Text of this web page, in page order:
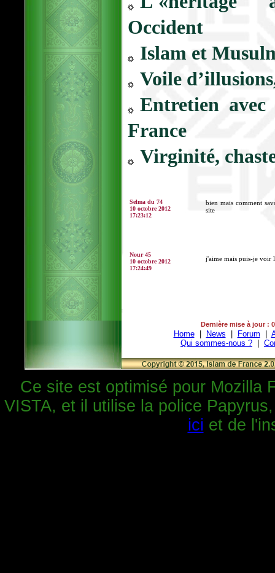
Occident
Islam et
Voile
Entretien avec
France
Virginité,
Selma du 74
10 octobre 2012
17:23:12
bien mais comment
site
Nour 45
10 octobre 2012
17:24:49
j'aime mais puis-je voir
Dernière mise à jour :
Home| News Forum
Qui sommes-nous ?
Ce site est optimisé pour Mozilla
VISTA, et il utilise la police
ici et de